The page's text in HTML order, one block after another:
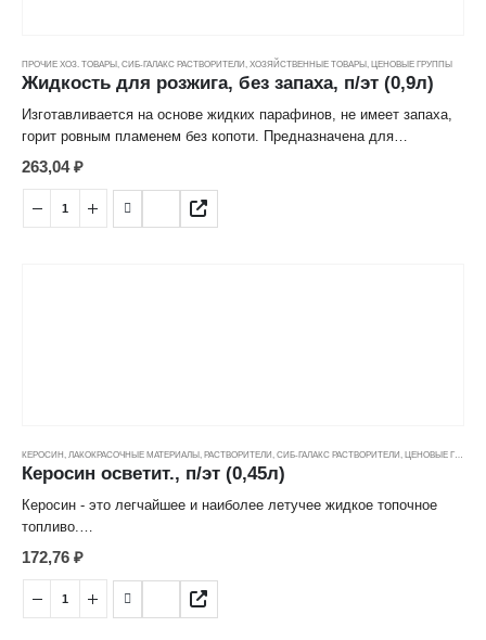
ПРОЧИЕ ХОЗ. ТОВАРЫ СИБ-ГАЛАКС РАСТВОРИТЕЛИ ХОЗЯЙСТВЕННЫЕ ТОВАРЫ ЦЕНОВЫЕ ГРУППЫ
Жидкость для розжига, без запаха, п/эт (0,9л)
Изготавливается на основе жидких парафинов, не имеет запаха,
горит ровным пламенем без копоти. Предназначена для
разжигания древесного угля, дров, поленьев и других видов
твердого топлива. Не оседает на пище, безопасна для организма
человека и домашних животных
263,04₽
КЕРОСИН ЛАКОКРАСОЧНЫЕ МАТЕРИАЛЫ РАСТВОРИТЕЛИ СИБ-ГАЛАКС РАСТВОРИТЕЛИ ЦЕНОВЫЕ ГРУППЫ
Керосин осветит., п/эт (0,45л)
Керосин - это легчайшее и наиболее летучее жидкое топочное
топливо.
Прозрачная, бесцветная (или слегка желтоватая), слегка
маслянистая на ощупь, горючая жидкость, получаемая путём
прямой перегонки или ректификации нефти.
172,76 ₽